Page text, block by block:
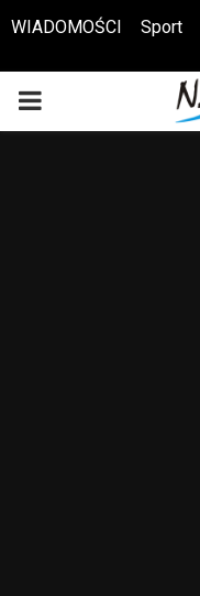
Otwórz pasek narzędzi
WIADOMOŚCI Sport
PRIMARY